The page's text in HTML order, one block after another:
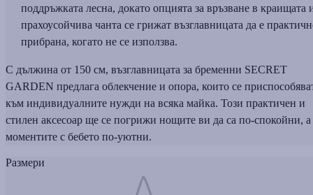
поддръжката лесна, докато опцията за връзване в краищата
прахоусойчива чанта се грижат възглавницата да е
прибрана, когато не се използва.
С дължина от 150 см, възглавницата за бременни SECRET
GARDEN предлага облекчение и опора, които се
към индивидуалните нужди на всяка майка. Този практичен и
стилен аксесоар ще се погрижи нощите ви да са по-спокойни, а
моментите с бебето по-уютни.
Размери